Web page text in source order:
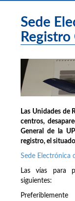
Sede
Las Unidades de
centros,
General de la
registro, el
Sede Electrónica
Las vías para
siguientes: